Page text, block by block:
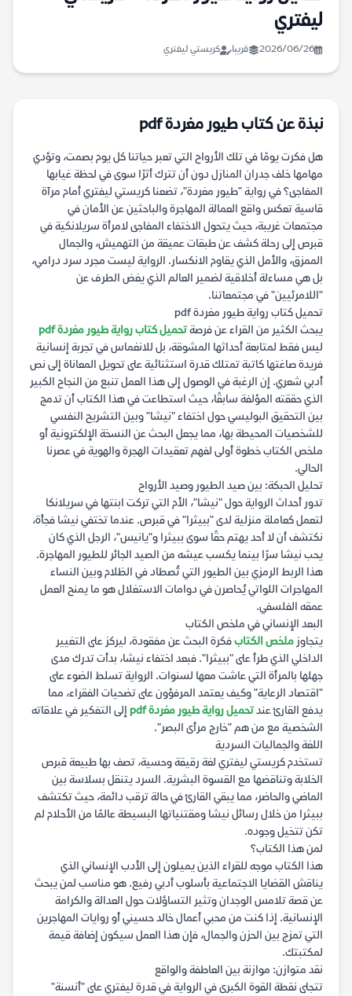
ليفتري
2026/06/26 قريبا كريستي ليفتري
نبذة عن كتاب طيور مغردة pdf
هل فكرت يومًا في تلك الأرواح التي تعبر حياتنا كل يوم بصمت، وتؤدي
مهامها خلف جدران المنازل دون أن تترك أثرًا سوى في لحظة غيابها
المفاجئ؟ في رواية "طيور مغردة"، تضعنا كريستي ليفتري أمام مرآة
قاسية تعكس واقع العمالة المهاجرة والباحثين عن الأمان في
مجتمعات غريبة، حيث يتحول الاختفاء المفاجئ لامرأة سريلانكية في
قبرص إلى رحلة كشف عن طبقات عميقة من التهميش، والجمال
الممزق، والأمل الذي يقاوم الانكسار. الرواية ليست مجرد سرد درامي،
بل هي مساءلة أخلاقية لضمير العالم الذي يغض الطرف عن
"اللامرئيين" في مجتمعاتنا.
تحميل كتاب رواية طيور مغردة pdf
يبحث الكثير من القراء عن فرصةتحميل كتاب رواية طيور مغردة pdf
ليس فقط لمتابعة أحداثها المشوقة، بل للانغماس في تجربة إنسانية
فريدة صاغتها كاتبة تمتلك قدرة استثنائية على تحويل المعاناة إلى نص
أدبي شعري. إن الرغبة في الوصول إلى هذا العمل تنبع من النجاح الكبير
الذي حققته المؤلفة سابقًا، حيث استطاعت في هذا الكتاب أن تدمج
بين التحقيق البوليسي حول اختفاء "نيشا" وبين التشريح النفسي
للشخصيات المحيطة بها، مما يجعل البحث عن النسخة الإلكترونية أو
ملخص الكتاب خطوة أولى لفهم تعقيدات الهجرة والهوية في عصرنا
الحالي.
تحليل الحبكة: بين صيد الطيور وصيد الأرواح
تدور أحداث الرواية حول "نيشا"، الأم التي تركت ابنتها في سريلانكا
لتعمل كعاملة منزلية لدى "ببيثرا" في قبرص. عندما تختفي نيشا فجأة،
نكتشف أن لا أحد يهتم حقًا سوى ببيثرا و"يانيس"، الرجل الذي كان
يحب نيشا سرًا بينما يكسب عيشه من الصيد الجائر للطيور المهاجرة.
هذا الربط الرمزي بين الطيور التي تُصطاد في الظلام وبين النساء
المهاجرات اللواتي يُحاصرن في دوامات الاستغلال هو ما يمنح العمل
عمقه الفلسفي.
البعد الإنساني في ملخص الكتاب
يتجاوز ملخص الكتابفكرة البحث عن مفقودة، ليركز على التغيير
الداخلي الذي طرأ على "ببيثرا". فبعد اختفاء نيشا، بدأت تدرك مدى
جهلها بالمرأة التي عاشت معها لسنوات. الرواية تسلط الضوء على
"اقتصاد الرعاية" وكيف يعتمد المرفؤون على تضحيات الفقراء، مما
يدفع القارئ عندتحميل رواية طيور مغردة pdf
إلى التفكير في علاقاته
الشخصية مع من هم "خارج مرأى البصر".
اللغة والجماليات السردية
تستخدم كريستي ليفتري لغة رقيقة وحسية، تصف بها طبيعة قبرص
الخلابة وتناقضها مع القسوة البشرية. السرد يتنقل بسلاسة بين
الماضي والحاضر، مما يبقي القارئ في حالة ترقب دائمة، حيث تكتشف
ببيثرا من خلال رسائل نيشا ومقتنياتها البسيطة عالمًا من الأحلام لم
تكن تتخيل وجوده.
لمن هذا الكتاب؟
هذا الكتاب موجه للقراء الذين يميلون إلى الأدب الإنساني الذي
يناقش القضايا الاجتماعية بأسلوب أدبي رفيع. هو مناسب لمن يبحث
عن قصة تلامس الوجدان وتثير التساؤلات حول العدالة والكرامة
الإنسانية. إذا كنت من محبي أعمال خالد حسيني أو روايات المهاجرين
التي تمزج بين الحزن والجمال، فإن هذا العمل سيكون إضافة قيمة
لمكتبتك.
نقد متوازن: موازنة بين العاطفة والواقع
تتجلى نقطة القوة الكبرى في الرواية في قدرة ليفتري على "أنسنة"